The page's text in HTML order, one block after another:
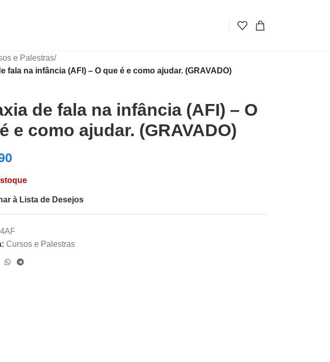
e Palestras/
fala na infância (AFI) – O que é e como ajudar. (GRAVADO)
de fala na infância (AFI) – O
e como ajudar. (GRAVADO)
à Lista de Desejos
Cursos e Palestras